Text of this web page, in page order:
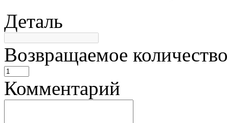
Деталь
Возвращаемое количество
Комментарий